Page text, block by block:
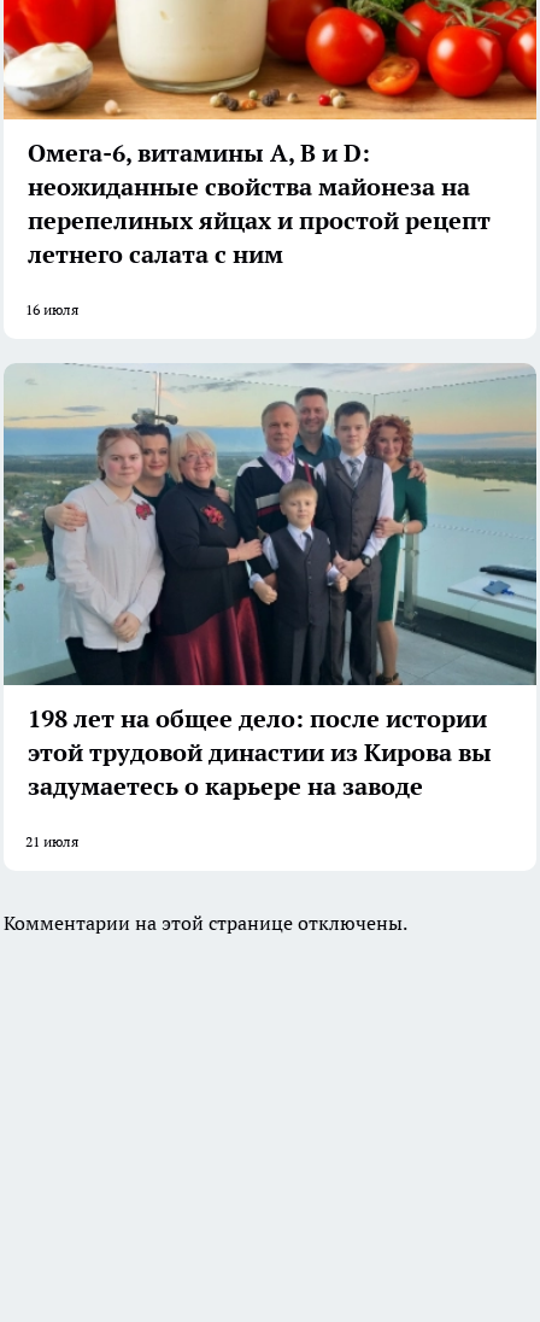
Омега-6, витамины А, В и D:
неожиданные свойства майонеза на
перепелиных яйцах и простой рецепт
летнего салата с ним
16 июля
198 лет на общее дело: после истории
этой трудовой династии из Кирова вы
задумаетесь о карьере на заводе
21 июля
Комментарии на этой странице отключены.